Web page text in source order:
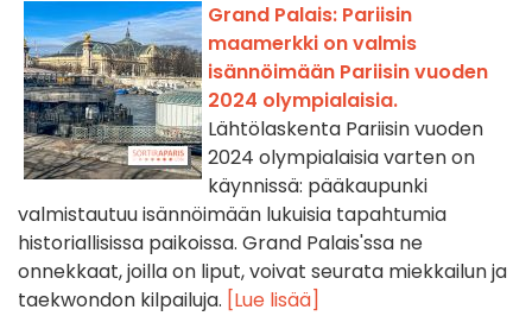
Grand Palais: Pariisin
maamerkki on valmis
isännöimään Pariisin vuoden
2024 olympialaisia.
Lähtölaskenta Pariisin vuoden
2024 olympialaisia varten on
käynnissä: pääkaupunki
valmistautuu isännöimään lukuisia tapahtumia
historiallisissa paikoissa. Grand Palais'ssa ne
onnekkaat, joilla on liput, voivat seurata miekkailun ja
taekwondon kilpailuja. [Lue lisää]